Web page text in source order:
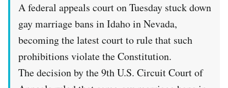
I MIEI PREFERITI
A federal appeals court on Tuesday stuck down
gay marriage bans in Idaho in Nevada,
becoming the latest court to rule that such
prohibitions violate the Constitution.
The decision by the 9th U.S. Circuit Court of